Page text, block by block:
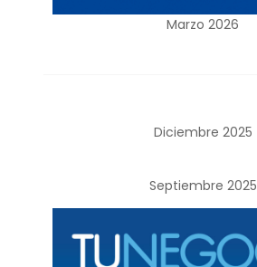
Marzo 2026
Diciembre 2025
Septiembre 2025